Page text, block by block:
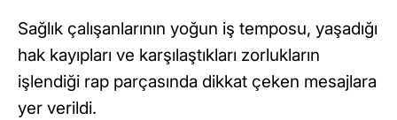
Sağlık çalışanlarının yoğun iş temposu, yaşadığı
hak kayıpları ve karşılaştıkları zorlukların
işlendiği rap parçasında dikkat çeken mesajlara
yer verildi.